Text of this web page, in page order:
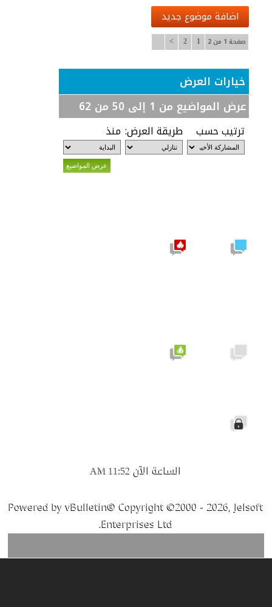
اضافة موضوع جديد
صفحة 1 من 2 1
2
>
خيارات العرض
عرض المواضيع من 1 إلى 50 من 62
ترتيب حسب طريقة العرض: منذ
الساعة الآن 11:52 AM
Powered by vBulletin® Copyright ©2000 - 2026, Jelsoft
Enterprises Ltd.